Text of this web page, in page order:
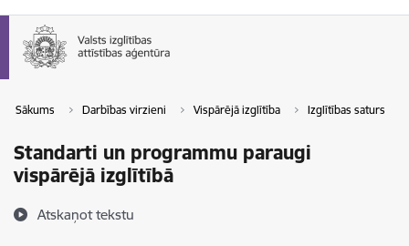
Sākums Darbības virzieni Vispārējā izglītība Izglītības saturs
Standarti un programmu paraugi
vispārējā izglītībā
Atskaņot tekstu